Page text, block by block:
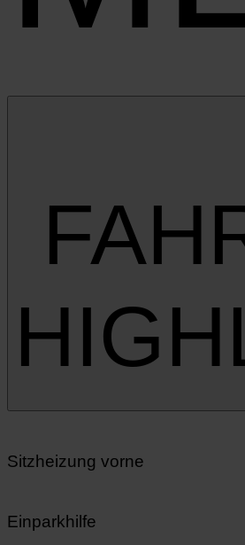
Sitzheizung vorne
Einparkhilfe